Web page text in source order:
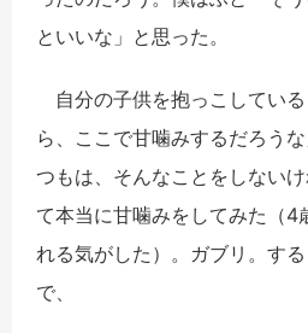
といいな」と思った。
自分の子供を抱っこしてい
ら、ここで甘噛みするだろう
つもは、そんなことをしない
て本当に甘噛みをしてみた（4
れる気がした）。ガブリ。す
で、